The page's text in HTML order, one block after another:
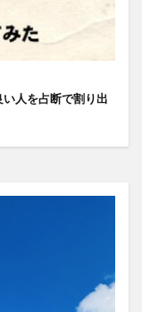
人を占断で割り出